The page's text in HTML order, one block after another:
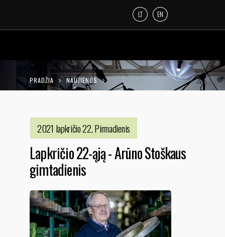
LT EN
PRADŽIA NAUJIENOS
GIMTADIENIS
2021 lapkričio 22, Pirmadienis
Lapkričio 22-ąją - Arūno Stoškaus
gimtadienis